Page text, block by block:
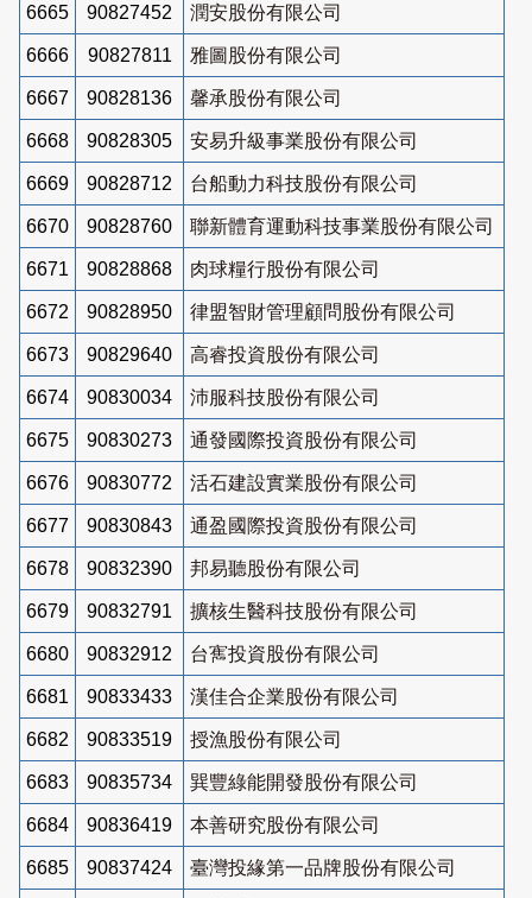
6665 90827452 潤安股份有限公司
6666 90827811 雅圖股份有限公司
6667 90828136 馨承股份有限公司
6668 90828305 安易升級事業股份有限公司
6669 90828712 台船動力科技股份有限公司
6670 90828760 聯新體育運動科技事業股份有限公司
6671 90828868 肉球糧行股份有限公司
6672 90828950 律盟智財管理顧問股份有限公司
6673 90829640 高睿投資股份有限公司
6674 90830034 沛服科技股份有限公司
6675 90830273 通發國際投資股份有限公司
6676 90830772 活石建設實業股份有限公司
6677 90830843 通盈國際投資股份有限公司
6678 90832390 邦易聽股份有限公司
6679 90832791 擴核生醫科技股份有限公司
6680 90832912 台寯投資股份有限公司
6681 90833433 漢佳合企業股份有限公司
6682 90833519 授漁股份有限公司
6683 90835734 巽豐綠能開發股份有限公司
6684 90836419 本善研究股份有限公司
6685 90837424 臺灣投緣第一品牌股份有限公司